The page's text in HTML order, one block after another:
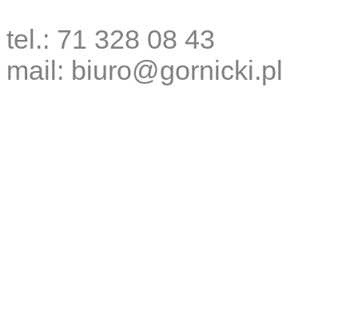
tel.: 71 328 08 43
mail: biuro@gornicki.pl